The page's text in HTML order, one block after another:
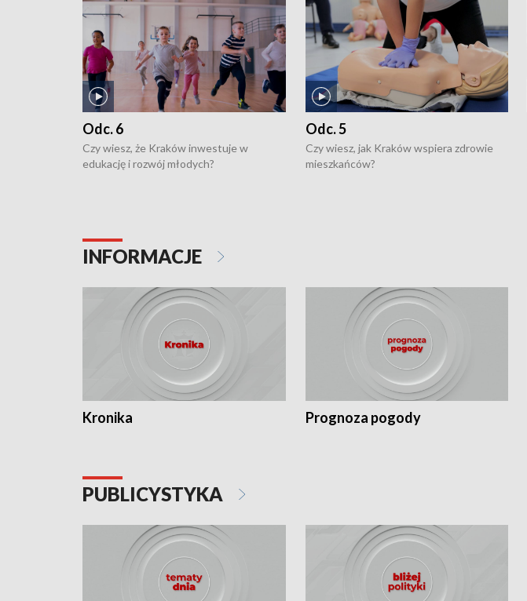
Odc. 6
Czy wiesz, że Kraków inwestuje w
edukację i rozwój młodych?
Odc. 5
Czy wiesz, jak Kraków wspiera zdrowie
mieszkańców?
INFORMACJE
Kronika Prognoza pogody
PUBLICYSTYKA